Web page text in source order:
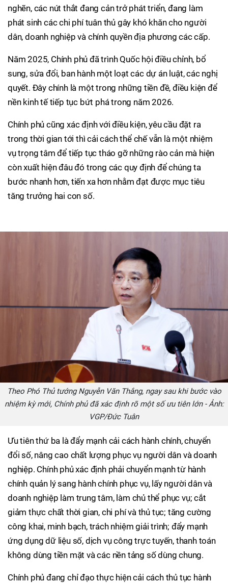
nghẽn, các nút thắt đang cản trở phát triển, đang làm
phát sinh các chi phí tuân thủ gây khó khăn cho người
dân, doanh nghiệp và chính quyền địa phương các cấp.
Năm 2025, Chính phủ đã trình Quốc hội điều chỉnh, bổ
sung, sửa đổi, ban hành một loạt các dự án luật, các nghị
quyết. Đây chính là một trong những tiền đề, điều kiện để
nền kinh tế tiếp tục bứt phá trong năm 2026.
Chính phủ cũng xác định với điều kiện, yêu cầu đặt ra
trong thời gian tới thì cải cách thể chế vẫn là một nhiệm
vụ trọng tâm để tiếp tục tháo gỡ những rào cản mà hiện
còn xuất hiện đâu đó trong các quy định để chúng ta
bước nhanh hơn, tiến xa hơn nhằm đạt được mục tiêu
tăng trưởng hai con số.
Theo Phó Thủ tướng Nguyễn Văn Thắng, ngay sau khi bước vào
nhiệm kỳ mới, Chính phủ đã xác định rõ một số ưu tiên lớn - Ảnh:
VGP/Đức Tuân
Ưu tiên thứ ba là đẩy mạnh cải cách hành chính, chuyển
đổi số, nâng cao chất lượng phục vụ người dân và doanh
nghiệp. Chính phủ xác định phải chuyển mạnh từ hành
chính quản lý sang hành chính phục vụ, lấy người dân và
doanh nghiệp làm trung tâm, làm chủ thể phục vụ; cắt
giảm thực chất thời gian, chi phí và thủ tục; tăng cường
công khai, minh bạch, trách nhiệm giải trình; đẩy mạnh
ứng dụng dữ liệu số, dịch vụ công trực tuyến, thanh toán
không dùng tiền mặt và các nền tảng số dùng chung.
Chính phủ đang chỉ đạo thực hiện cải cách thủ tục hành